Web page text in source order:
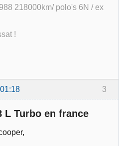
218000km/ polo's 6N / ex
!
3
L Turbo en france